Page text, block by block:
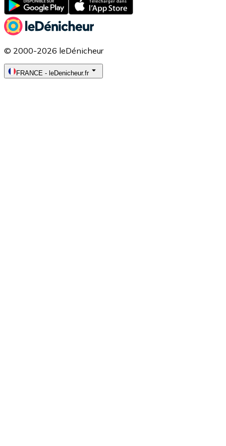
© 2000-2026 leDénicheur
FRANCE - leDenicheur.fr